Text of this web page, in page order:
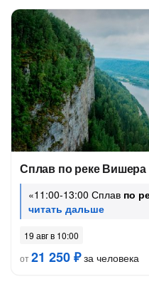
Сплав по реке
«11:00-13:00 Сплав по
19 авг в 10:00
от21 250 ₽за человека